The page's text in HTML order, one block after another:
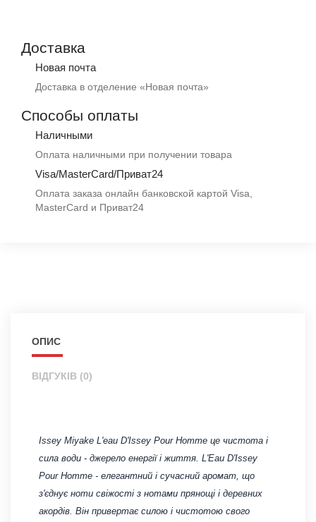
Доставка
Новая почта
Доставка в отделение «Новая почта»
Способы оплаты
Наличными
Оплата наличными при получении товара
Visa/MasterCard/Приват24
Оплата заказа онлайн банковской картой Visa,
MasterCard и Приват24
ОПИС
ВІДГУКІВ (0)
Issey Miyake L'eau D'Issey Pour Homme це чистота і
сила води - джерело енергії і життя. L'Eau D'Issey
Pour Homme - елегантний і сучасний аромат, що
з'єднує ноти свіжості з нотами прянощі і деревних
акордів. Він привертає силою і чистотою свого